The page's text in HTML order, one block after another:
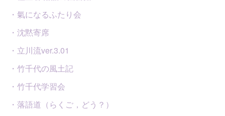
・氣になるふたり会
・沈黙寄席
・立川流ver.3.01
・竹千代の風土記
・竹千代学習会
・落語道（らくご，どう？）